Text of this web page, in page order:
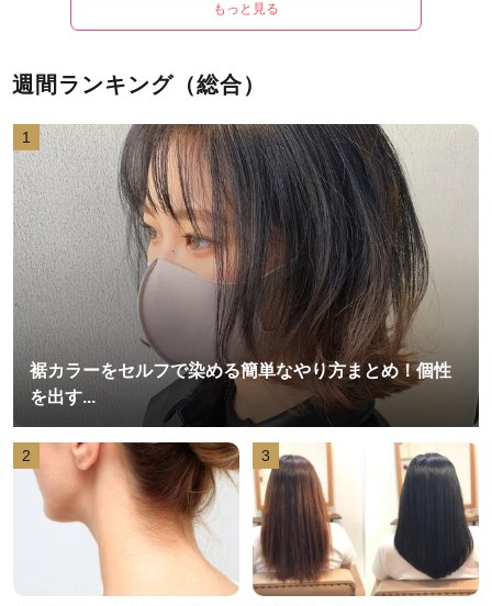
もっと見る
週間ランキング（総合）
1
裾カラーをセルフで染める簡単なやり方まとめ！個性
を出す...
2 3